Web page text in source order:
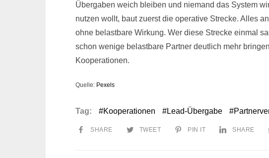
Übergaben weich bleiben und niemand das System
nutzen wollt, baut zuerst die operative Strecke. Alles
ohne belastbare Wirkung. Wer diese Strecke einmal
schon wenige belastbare Partner deutlich mehr
Kooperationen.
Quelle: Pexels
Tag: Kooperationen Lead-Übergabe
SHARE TWEET PIN IT SHARE